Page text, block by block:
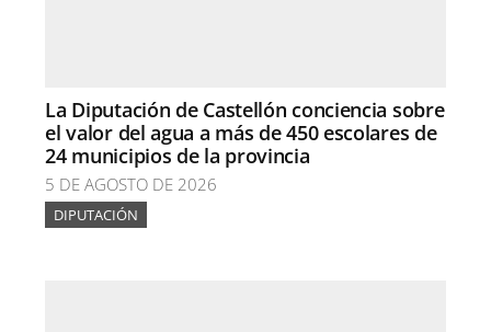
La Diputación de Castellón conciencia sobre
el valor del agua a más de 450 escolares de
24 municipios de la provincia
5 DE AGOSTO DE 2026
DIPUTACIÓN